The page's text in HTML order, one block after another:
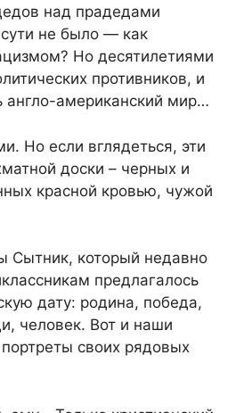
над прадедами
не было — как
Но десятилетиями
противников, и
англо-американский мир…
Но если вглядеться, эти
доски – черных и
красной кровью, чужой
Сытник, который недавно
предлагалось
дату: родина, победа,
человек. Вот и наши
своих рядовых